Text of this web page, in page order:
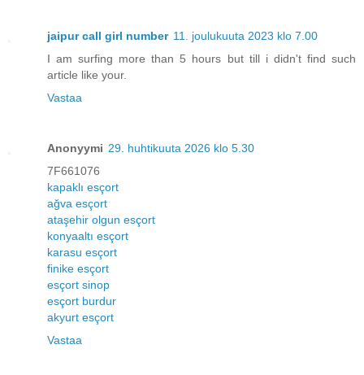
jaipur call girl number 11. joulukuuta 2023 klo 7.00
I am surfing more than 5 hours but till i didn't find such
article like your.
Vastaa
Anonyymi 29. huhtikuuta 2026 klo 5.30
7F661076
kapaklı esçort
ağva esçort
ataşehir olgun esçort
konyaaltı esçort
karasu esçort
finike esçort
esçort sinop
esçort burdur
akyurt esçort
Vastaa